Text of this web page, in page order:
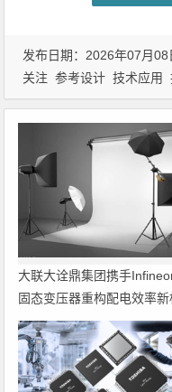
发布日期：2026年07月08
关注 参考设计 技术应用
大联大诠鼎集团携手
固态变压器重构配电效率